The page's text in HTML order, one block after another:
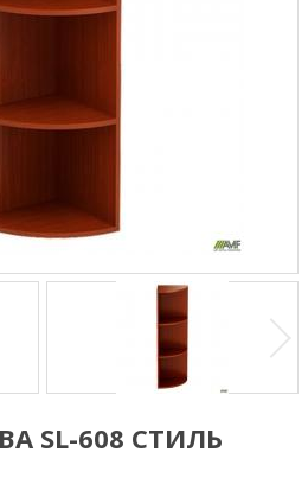
SL-608 СТИЛЬ